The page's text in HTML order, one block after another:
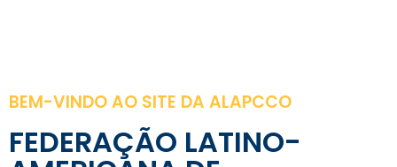
BEM-VINDO AO SITE DA ALAPCCO
FEDERAÇÃO LATINO-